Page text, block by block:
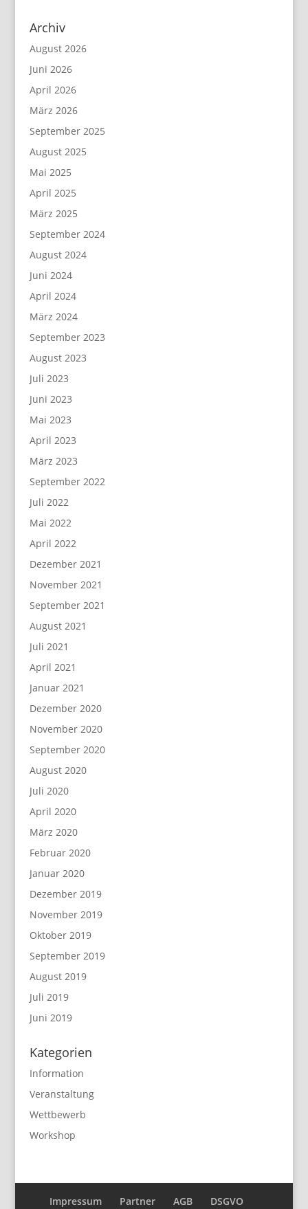
Archiv
August 2026
Juni 2026
April 2026
März 2026
September 2025
August 2025
Mai 2025
April 2025
März 2025
September 2024
August 2024
Juni 2024
April 2024
März 2024
September 2023
August 2023
Juli 2023
Juni 2023
Mai 2023
April 2023
März 2023
September 2022
Juli 2022
Mai 2022
April 2022
Dezember 2021
November 2021
September 2021
August 2021
Juli 2021
April 2021
Januar 2021
Dezember 2020
November 2020
September 2020
August 2020
Juli 2020
April 2020
März 2020
Februar 2020
Januar 2020
Dezember 2019
November 2019
Oktober 2019
September 2019
August 2019
Juli 2019
Juni 2019
Kategorien
Information
Veranstaltung
Wettbewerb
Workshop
Impressum Partner AGB DSGVO